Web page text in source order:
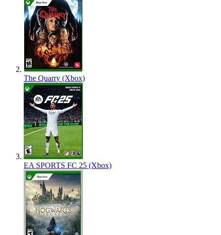
The Quarry (Xbox)
EA SPORTS FC 25 (Xbox)